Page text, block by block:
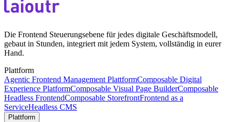
Die Frontend Steuerungsebene für jedes digitale Geschäftsmodell,
gebaut in Stunden, integriert mit jedem System, vollständig in eurer
Hand.
Plattform
Agentic Frontend Management PlattformComposable Digital
Experience PlatformComposable Visual Page BuilderComposable
Headless FrontendComposable StorefrontFrontend as a
ServiceHeadless CMS
Plattform